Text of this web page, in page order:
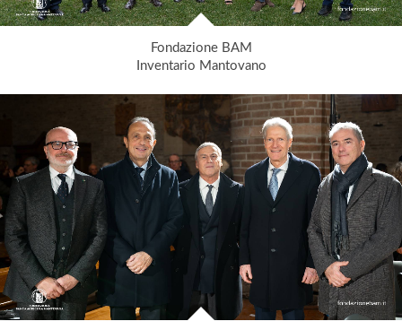
Fondazione BAM
Inventario Mantovano